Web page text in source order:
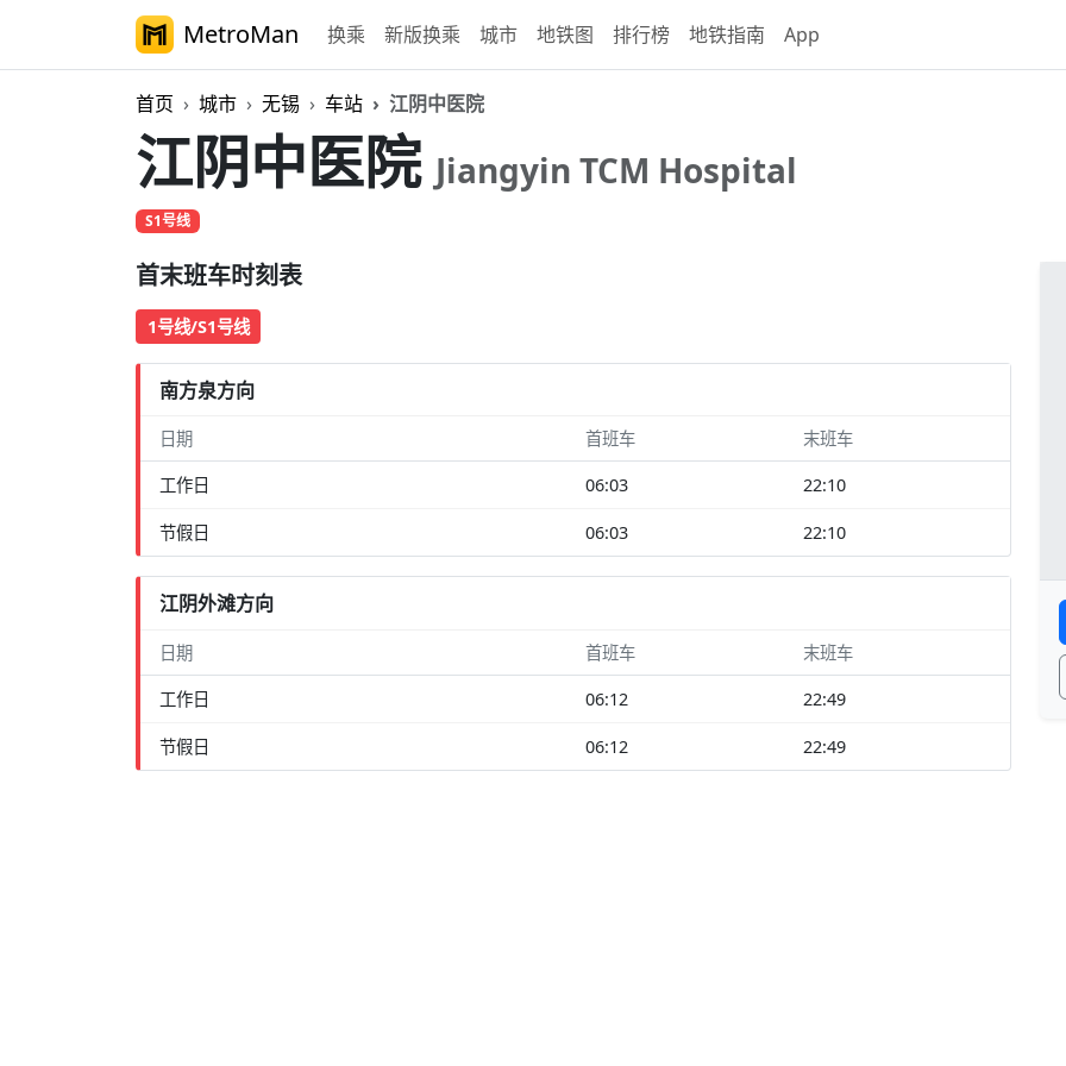
MetroMan 换乘 新版换乘 城市 地铁图 排行榜 地铁指南 App
首页 城市 无锡 车站 江阴中医院
江阴中医院 Jiangyin TCM Hospital
S1号线
首末班车时刻表
1号线/S1号线
南方泉方向
日期 首班车 末班车
工作日 06:03 22:10
节假日 06:03 22:10
江阴外滩方向
日期 首班车 末班车
工作日 06:12 22:49
节假日 06:12 22:49